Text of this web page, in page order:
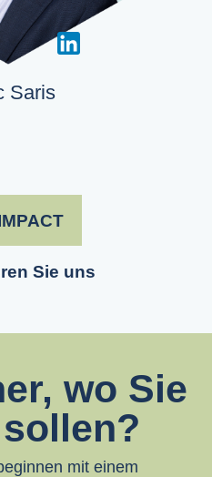
Saris
Sie uns
wo Sie
mit einem